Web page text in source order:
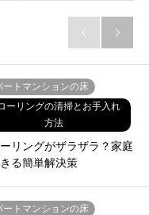
 
ートマンションの床
ーリングの清掃とお手入れ
方法
リングがザラザラ？家庭
る簡単解決策
ートマンションの床